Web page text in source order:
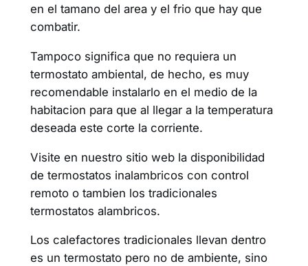
en el tamano del area y el frio que hay que
combatir.
Tampoco significa que no requiera un
termostato ambiental, de hecho, es muy
recomendable instalarlo en el medio de la
habitacion para que al llegar a la temperatura
deseada este corte la corriente.
Visite en nuestro sitio web la disponibilidad
de termostatos inalambricos con control
remoto o tambien los tradicionales
termostatos alambricos.
Los calefactores tradicionales llevan dentro
es un termostato pero no de ambiente, sino